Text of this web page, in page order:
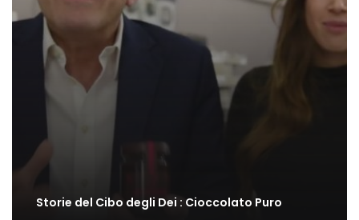
Storie del Cibo degli Dei : Cioccolato Puro